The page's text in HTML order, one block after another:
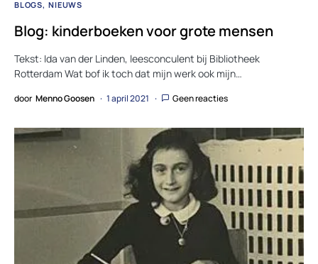
BLOGS NIEUWS
Blog: kinderboeken voor grote mensen
Tekst: Ida van der Linden, leesconculent bij Bibliotheek
Rotterdam Wat bof ik toch dat mijn werk ook mijn…
door Menno Goosen 1 april 2021 Geen reacties